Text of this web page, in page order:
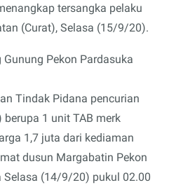
tersangka pelaku
(Curat), Selasa (15/9/20).
Pekon Pardasuka
Tindak Pidana pencurian
1 unit TAB merk
1,7 juta dari kediaman
dusun Margabatin Pekon
Selasa (14/9/20) pukul 02.00